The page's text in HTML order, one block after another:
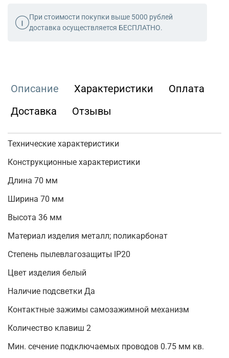
При стоимости покупки выше 5000 рублей
доставка осуществляется БЕСПЛАТНО.
Описание Характеристики
Оплата
Доставка
Отзывы
Технические характеристики
Конструкционные характеристики
Длина 70 мм
Ширина 70 мм
Высота 36 мм
Материал изделия металл; поликарбонат
Степень пылевлагозащиты IP20
Цвет изделия белый
Наличие подсветки Да
Контактные зажимы самозажимной механизм
Количество клавиш 2
Мин. сечение подключаемых проводов 0.75 мм кв.